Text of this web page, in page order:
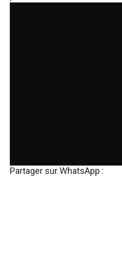
Partager sur WhatsApp :